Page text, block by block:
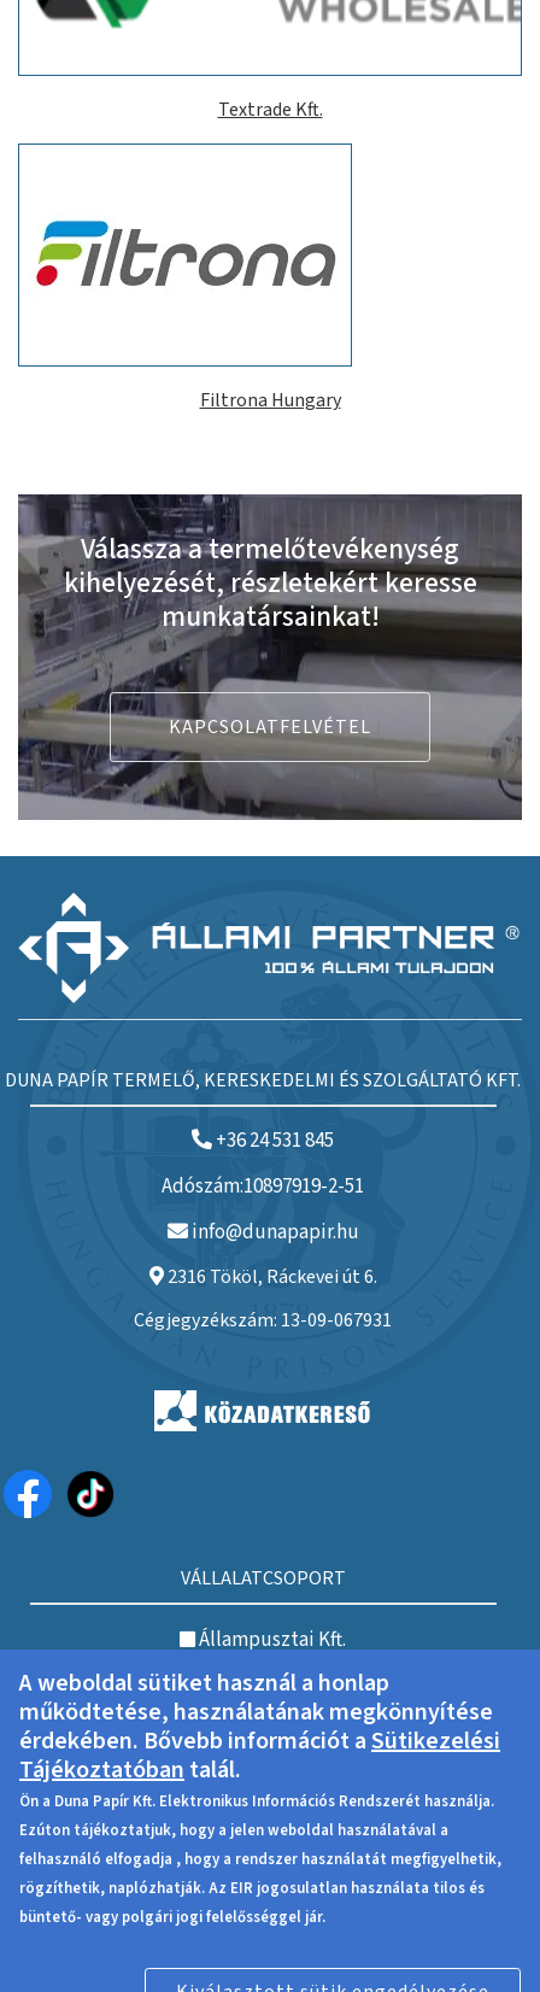
Textrade Kft.
Filtrona Hungary
Válassza a termelőtevékenység
kihelyezését, részletekért keresse
munkatársainkat!
KAPCSOLATFELVÉTEL
DUNA PAPÍR TERMELŐ, KERESKEDELMI ÉS SZOLGÁLTATÓ KFT.
+36 24 531 845
Adószám:10897919-2-51
info@dunapapir.hu
2316 Tököl, Ráckevei út 6.
Cégjegyzékszám: 13-09-067931
VÁLLALATCSOPORT
Állampusztai Kft.
Annamajori Kft.
BV Holding Kft.
Duna-Mix Kft.
DUNA PAPÍR Kft.
Ipoly Cipőgyár Kft.
Nagyfa-Alföld Kft.
A weboldal sütiket használ a honlap
működtetése, használatának megkönnyítése
érdekében. Bővebb információt aSütikezelési
Tájékoztatóbantalál.
Ön a Duna Papír Kft. Elektronikus Információs Rendszerét használja.
Ezúton tájékoztatjuk, hogy a jelen weboldal használatával a
felhasználó elfogadja , hogy a rendszer használatát megfigyelhetik,
rögzíthetik, naplózhatják. Az EIR jogosulatlan használata tilos és
büntető- vagy polgári jogi felelősséggel jár.